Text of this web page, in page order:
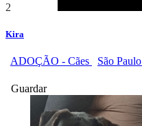
2
Kira
ADOÇÃO - Cães São Paulo
Guardar